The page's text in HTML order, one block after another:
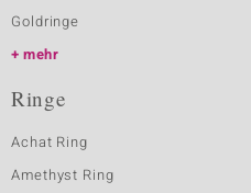
Goldringe
mehr
Ringe
Achat Ring
Amethyst Ring